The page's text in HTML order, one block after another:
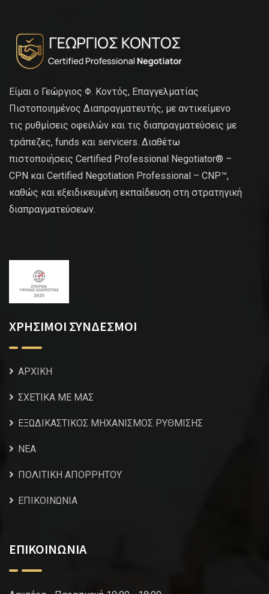
Είμαι ο Γεώργιος Φ. Κοντός, Επαγγελματίας
Πιστοποιημένος Διαπραγματευτής, με αντικείμενο
τις ρυθμίσεις οφειλών και τις διαπραγματεύσεις με
τράπεζες, funds και servicers. Διαθέτω
πιστοποιήσεις Certified Professional Negotiator® –
CPN και Certified Negotiation Professional – CNP™,
καθώς και εξειδικευμένη εκπαίδευση στη στρατηγική
διαπραγματεύσεων.
ΧΡΗΣΙΜΟΙ ΣΥΝΔΕΣΜΟΙ
ΑΡΧΙΚΗ
ΣΧΕΤΙΚΑ ΜΕ ΜΑΣ
ΕΞΩΔΙΚΑΣΤΙΚΟΣ ΜΗΧΑΝΙΣΜΟΣ ΡΥΘΜΙΣΗΣ
NEA
ΠΟΛΙΤΙΚΗ ΑΠΟΡΡΗΤΟΥ
ΕΠΙΚΟΙΝΩΝΙΑ
ΕΠΙΚΟΙΝΩΝΙΑ